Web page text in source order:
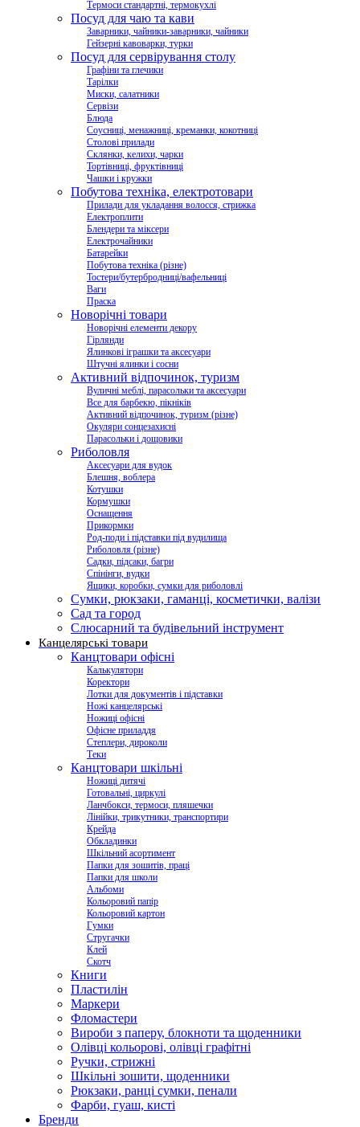
Термоси стандартні, термокухлі
Посуд для чаю та кави
Заварники, чайники-заварники, чайники
Гейзерні кавоварки, турки
Посуд для сервірування столу
Графіни та глечики
Тарілки
Миски, салатники
Сервізи
Блюда
Соусниці, менажниці, креманки, кокотниці
Столові прилади
Склянки, келихи, чарки
Тортівниці, фруктівниці
Чашки і кружки
Побутова техніка, електротовари
Прилади для укладання волосся, стрижка
Електроплити
Блендери та міксери
Електрочайники
Батарейки
Побутова техніка (різне)
Тостери/бутербродниці/вафельниці
Ваги
Праска
Новорічні товари
Новорічні елементи декору
Гірлянди
Ялинкові іграшки та аксесуари
Штучні ялинки і сосни
Активний відпочинок, туризм
Вуличні меблі, парасольки та аксесуари
Все для барбекю, пікніків
Активний відпочинок, туризм (різне)
Окуляри сонцезахисні
Парасольки і дощовики
Риболовля
Аксесуари для вудок
Блешня, воблера
Котушки
Кормушки
Оснащення
Прикормки
Род-поди і підставки під вудилища
Риболовля (різне)
Садки, підсаки, багри
Спінінги, вудки
Ящики, коробки, сумки для риболовлі
Сумки, рюкзаки, гаманці, косметички, валізи
Сад та город
Слюсарний та будівельний інструмент
Канцелярські товари
Канцтовари офісні
Калькулятори
Коректори
Лотки для документів і підставки
Ножі канцелярські
Ножиці офісні
Офісне приладдя
Степлери, дироколи
Теки
Канцтовари шкільні
Ножиці дитячі
Готовальні, циркулі
Ланчбокси, термоси, пляшечки
Лінійки, трикутники, транспортири
Крейда
Обкладинки
Шкільний асортимент
Папки для зошитів, праці
Папки для школи
Альбоми
Кольоровий папір
Кольоровий картон
Гумки
Стругачки
Клей
Скотч
Книги
Пластилін
Маркери
Фломастери
Вироби з паперу, блокноти та щоденники
Олівці кольорові, олівці графітні
Ручки, стрижні
Шкільні зошити, щоденники
Рюкзаки, ранці сумки, пенали
Фарби, гуаш, кисті
Бренди